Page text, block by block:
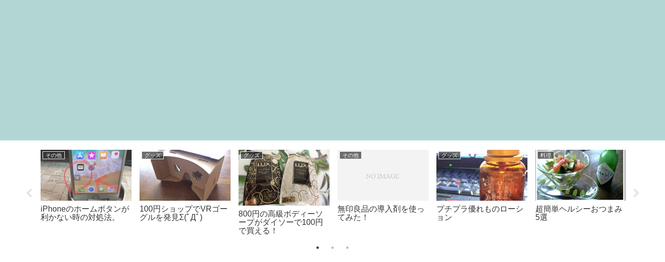
その他
iPhoneのホームボタンが
利かない時の対処法。
グッズ
100円ショップでVRゴー
グルを発見Σ(ﾟДﾟ)
グッズ
800円の高級ボディーソ
ープがダイソーで100円
で買える！
その他
無印良品の導入剤を使っ
てみた！
グッズ
プチプラ優れものローシ
ョン
料理
超簡単ヘルシーおつまみ
5選